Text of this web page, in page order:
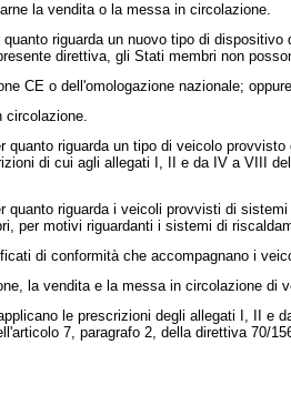
la vendita o la messa in circolazione.
quanto riguarda un nuovo tipo di
direttiva, gli Stati membri non
CE o dell'omologazione nazionale; oppure
circolazione.
quanto riguarda un tipo di veicolo
di cui agli allegati I, II e da IV a VIII
quanto riguarda i veicoli provvisti di
per motivi riguardanti i sistemi di
di conformità che accompagnano i
la vendita e la messa in circolazione
le prescrizioni degli allegati I, II e
7, paragrafo 2, della direttiva 70/